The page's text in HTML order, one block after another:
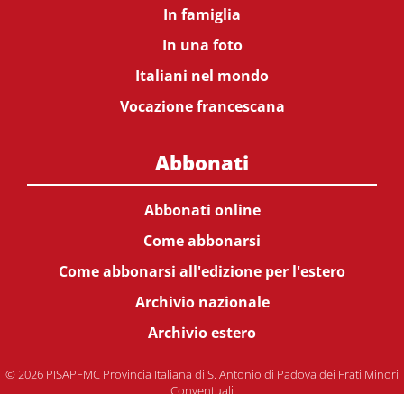
In famiglia
In una foto
Italiani nel mondo
Vocazione francescana
Abbonati
Abbonati online
Come abbonarsi
Come abbonarsi all'edizione per l'estero
Archivio nazionale
Archivio estero
© 2026 PISAPFMC Provincia Italiana di S. Antonio di Padova dei Frati Minori
Conventuali